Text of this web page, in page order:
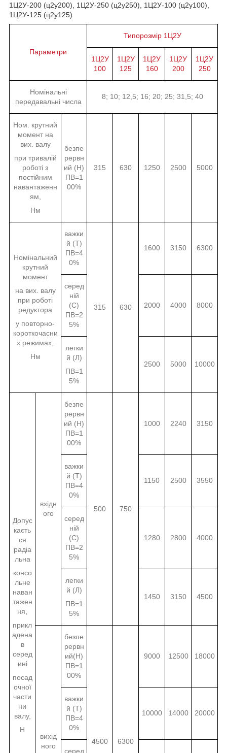
1Ц2У-200 (ц2у200), 1Ц2У-250 (ц2у250), 1Ц2У-100 (ц2у100),
1Ц2У-125 (ц2у125)
Параметри
Типорозмір 1Ц2У
1Ц2У
100
1Ц2У
125
1Ц2У
160
1Ц2У
200
1Ц2У
250
Номінальні
передавальні числа
8; 10; 12,5; 16; 20; 25; 31,5; 40
Ном. крутний
момент на
вих. валу
при тривалій
роботі з
постійним
навантаженн
ям,
Нм
безпе
рервн
ий (Н)
ПВ=1
00%
315 630 1250 2500 5000
Номінальний
крутний
момент
на вих. валу
при роботі
редуктора
у повторно-
короткочасни
х режимах,
Нм
важки
й (Т)
ПВ=4
0%
315 630
1600 3150 6300
серед
ній
(С)
ПВ=2
5%
2000 4000 8000
легки
й (Л)
ПВ=1
5%
2500 5000 10000
Допус
каєть
ся
радіа
льна
консо
льне
наван
тажен
ня,
прикл
адена
в
серед
ині
посад
очної
части
ни
валу,
Н
вхідн
ого
безпе
рервн
ий (Н)
ПВ=1
00%
500 750
1000 2240 3150
важки
й (Т)
ПВ=4
0%
1150 2500 3550
серед
ній
(С)
ПВ=2
5%
1280 2800 4000
легки
й (Л)
ПВ=1
5%
1450 3150 4500
вихід
ного
безпе
рервн
ий(Н)
ПВ=1
00%
4500 6300
9000 12500 18000
важки
й (Т)
ПВ=4
0%
10000 14000 20000
серед